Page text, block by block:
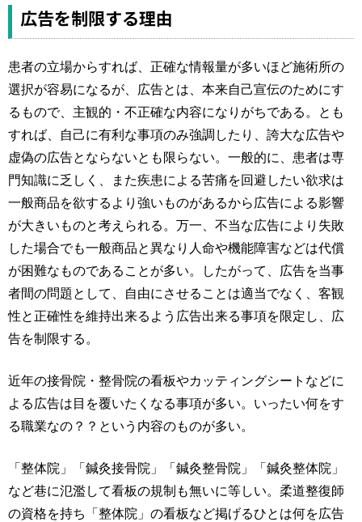
広告を制限する理由
患者の立場からすれば、正確な情報量が多いほど施術所の
選択が容易になるが、広告とは、本来自己宣伝のためにす
るもので、主観的・不正確な内容になりがちである。とも
すれば、自己に有利な事項のみ強調したり、誇大な広告や
虚偽の広告とならないとも限らない。一般的に、患者は専
門知識に乏しく、また疾患による苦痛を回避したい欲求は
一般商品を欲するより強いものがあるから広告による影響
が大きいものと考えられる。万一、不当な広告により失敗
した場合でも一般商品と異なり人命や機能障害などは代償
が困難なものであることが多い。したがって、広告を当事
者間の問題として、自由にさせることは適当でなく、客観
性と正確性を維持出来るよう広告出来る事項を限定し、広
告を制限する。
近年の接骨院・整骨院の看板やカッティングシートなどに
よる広告は目を覆いたくなる事項が多い。いったい何をす
る職業なの？？という内容のものが多い。
「整体院」「鍼灸接骨院」「鍼灸整骨院」「鍼灸整体院」
など巷に氾濫して看板の規制も無いに等しい。柔道整復師
の資格を持ち「整体院」の看板など掲げるひとは何を広告